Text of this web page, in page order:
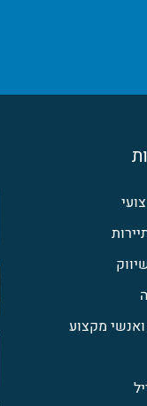
מקצוע